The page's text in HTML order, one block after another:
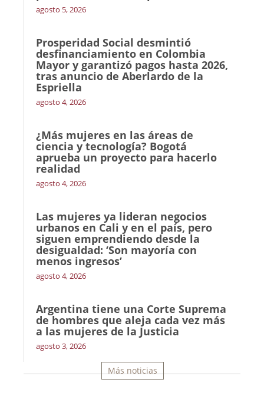
agosto 5, 2026
Prosperidad Social desmintió
desfinanciamiento en Colombia
Mayor y garantizó pagos hasta 2026,
tras anuncio de Aberlardo de la
Espriella
agosto 4, 2026
¿Más mujeres en las áreas de
ciencia y tecnología? Bogotá
aprueba un proyecto para hacerlo
realidad
agosto 4, 2026
Las mujeres ya lideran negocios
urbanos en Cali y en el país, pero
siguen emprendiendo desde la
desigualdad: ‘Son mayoría con
menos ingresos’
agosto 4, 2026
Argentina tiene una Corte Suprema
de hombres que aleja cada vez más
a las mujeres de la Justicia
agosto 3, 2026
Más noticias